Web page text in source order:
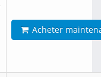
Acheter